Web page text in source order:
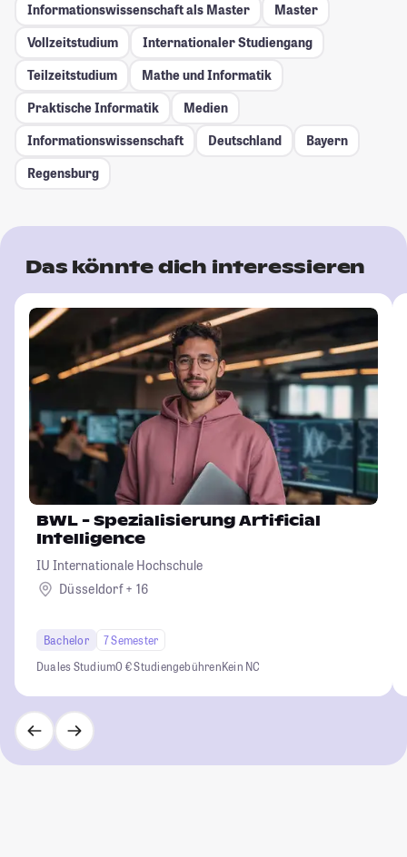
Informationswissenschaft als Master
Master
Vollzeitstudium
Internationaler Studiengang
Teilzeitstudium
Mathe und Informatik
Praktische Informatik
Medien
Informationswissenschaft
Deutschland
Bayern
Regensburg
Das könnte dich interessieren
BWL - Spezialisierung Artificial
Intelligence
IU Internationale Hochschule
Düsseldorf + 16
Bachelor
7 Semester
Duales Studium0 € StudiengebührenKein NC